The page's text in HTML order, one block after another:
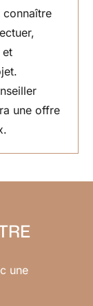
connaître
et
une offre
une